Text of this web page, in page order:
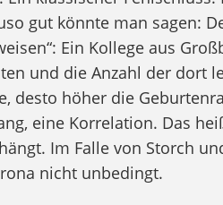
gut könnte man sagen:
Ein Kollege aus
und die Anzahl der dort
desto höher die
eine Korrelation. Das
Im Falle von Storch
nicht unbedingt.